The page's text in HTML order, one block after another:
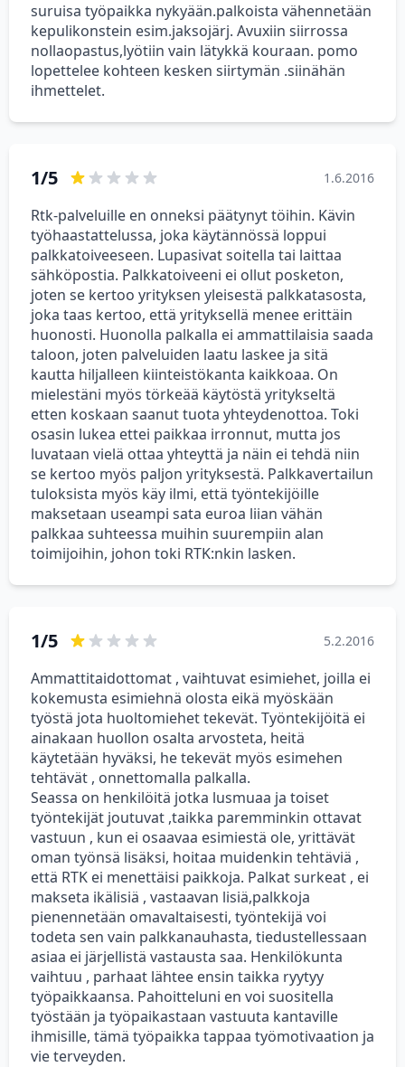
suruisa työpaikka nykyään.palkoista vähennetään
kepulikonstein esim.jaksojärj. Avuxiin siirrossa
nollaopastus,lyötiin vain lätykkä kouraan. pomo
lopettelee kohteen kesken siirtymän .siinähän
ihmettelet.
1/5 1.6.2016
Rtk-palveluille en onneksi päätynyt töihin. Kävin
työhaastattelussa, joka käytännössä loppui
palkkatoiveeseen. Lupasivat soitella tai laittaa
sähköpostia. Palkkatoiveeni ei ollut posketon,
joten se kertoo yrityksen yleisestä palkkatasosta,
joka taas kertoo, että yrityksellä menee erittäin
huonosti. Huonolla palkalla ei ammattilaisia saada
taloon, joten palveluiden laatu laskee ja sitä
kautta hiljalleen kiinteistökanta kaikkoaa. On
mielestäni myös törkeää käytöstä yritykseltä
etten koskaan saanut tuota yhteydenottoa. Toki
osasin lukea ettei paikkaa irronnut, mutta jos
luvataan vielä ottaa yhteyttä ja näin ei tehdä niin
se kertoo myös paljon yrityksestä. Palkkavertailun
tuloksista myös käy ilmi, että työntekijöille
maksetaan useampi sata euroa liian vähän
palkkaa suhteessa muihin suurempiin alan
toimijoihin, johon toki RTK:nkin lasken.
1/5 5.2.2016
Ammattitaidottomat , vaihtuvat esimiehet, joilla ei
kokemusta esimiehnä olosta eikä myöskään
työstä jota huoltomiehet tekevät. Työntekijöitä ei
ainakaan huollon osalta arvosteta, heitä
käytetään hyväksi, he tekevät myös esimehen
tehtävät , onnettomalla palkalla.
Seassa on henkilöitä jotka lusmuaa ja toiset
työntekijät joutuvat ,taikka paremminkin ottavat
vastuun , kun ei osaavaa esimiestä ole, yrittävät
oman työnsä lisäksi, hoitaa muidenkin tehtäviä ,
että RTK ei menettäisi paikkoja. Palkat surkeat , ei
makseta ikälisiä , vastaavan lisiä,palkkoja
pienennetään omavaltaisesti, työntekijä voi
todeta sen vain palkkanauhasta, tiedustellessaan
asiaa ei järjellistä vastausta saa. Henkilökunta
vaihtuu , parhaat lähtee ensin taikka ryytyy
työpaikkaansa. Pahoitteluni en voi suositella
työstään ja työpaikastaan vastuuta kantaville
ihmisille, tämä työpaikka tappaa työmotivaation ja
vie terveyden.